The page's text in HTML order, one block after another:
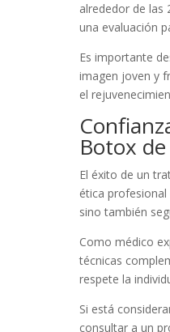
alrededor de las
una evaluación
Es importante
imagen joven y
el
Botox
El éxito de un
ética
sino también
Como médico
técnicas
respete la
Si está
consultar a un